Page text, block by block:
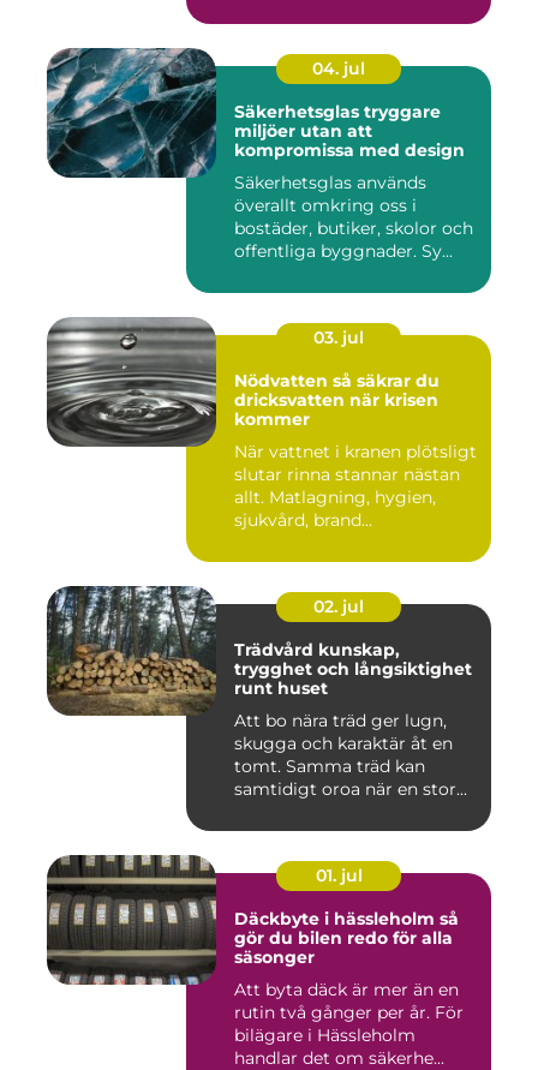
04. jul
Säkerhetsglas tryggare
miljöer utan att
kompromissa med design
Säkerhetsglas används
överallt omkring oss i
bostäder, butiker, skolor och
offentliga byggnader. Sy...
03. jul
Nödvatten så säkrar du
dricksvatten när krisen
kommer
När vattnet i kranen plötsligt
slutar rinna stannar nästan
allt. Matlagning, hygien,
sjukvård, brand...
02. jul
Trädvård kunskap,
trygghet och långsiktighet
runt huset
Att bo nära träd ger lugn,
skugga och karaktär åt en
tomt. Samma träd kan
samtidigt oroa när en stor...
01. jul
Däckbyte i hässleholm så
gör du bilen redo för alla
säsonger
Att byta däck är mer än en
rutin två gånger per år. För
bilägare i Hässleholm
handlar det om säkerhe...